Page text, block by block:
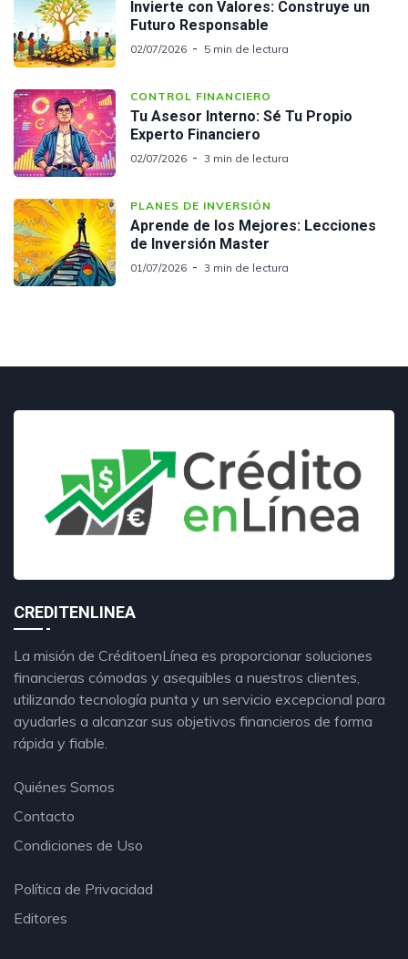
Invierte con Valores: Construye un
Futuro Responsable
02/07/2026 5 min de lectura
CONTROL FINANCIERO
Tu Asesor Interno: Sé Tu Propio
Experto Financiero
02/07/2026 3 min de lectura
PLANES DE INVERSIÓN
Aprende de los Mejores: Lecciones
de Inversión Master
01/07/2026 3 min de lectura
CREDITENLINEA
La misión de CréditoenLínea es proporcionar soluciones
financieras cómodas y asequibles a nuestros clientes,
utilizando tecnología punta y un servicio excepcional para
ayudarles a alcanzar sus objetivos financieros de forma
rápida y fiable.
Quiénes Somos
Contacto
Condiciones de Uso
Política de Privacidad
Editores